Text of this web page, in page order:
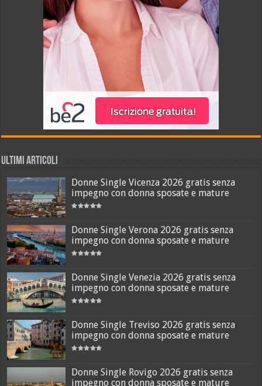
ULTIMI ARTICOLI
Donne Single Vicenza 2026 gratis senza
impegno con donna sposate e mature
Donne Single Verona 2026 gratis senza
impegno con donna sposate e mature
Donne Single Venezia 2026 gratis senza
impegno con donna sposate e mature
Donne Single Treviso 2026 gratis senza
impegno con donna sposate e mature
Donne Single Rovigo 2026 gratis senza
impegno con donna sposate e mature